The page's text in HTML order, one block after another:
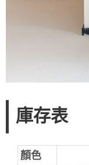
庫存表
顏色